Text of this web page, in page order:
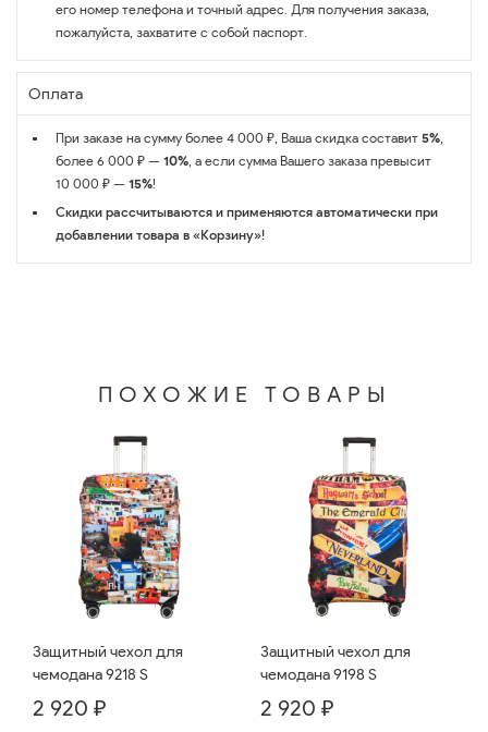
его номер телефона и точный адрес. Для получения заказа,
пожалуйста, захватите с собой паспорт.
Оплата
При заказе на сумму более 4 000 ₽, Ваша скидка составит 5%,
более 6 000 ₽ — 10%, а если сумма Вашего заказа превысит
10 000 ₽ — 15%!
Скидки рассчитываются и применяются автоматически при
добавлении товара в «Корзину»!
ПОХОЖИЕ ТОВАРЫ
Защитный чехол для
чемодана 9218 S
2 920 ₽
Защитный чехол для
чемодана 9198 S
2 920 ₽